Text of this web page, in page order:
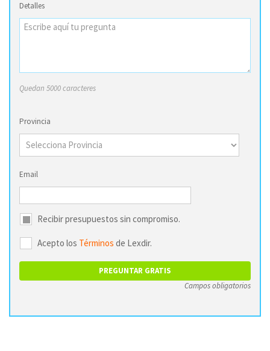
Detalles
Quedan 5000 caracteres
Provincia
Email
Recibir presupuestos sin compromiso.
Acepto los Términos de Lexdir.
Campos obligatorios